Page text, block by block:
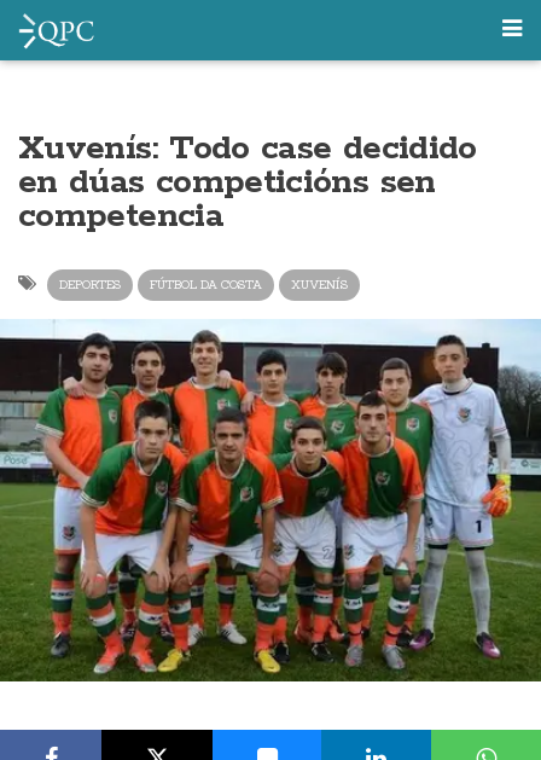
Xuvenís: Todo case decidido
en dúas competicións sen
competencia
DEPORTES FÚTBOL DA COSTA XUVENÍS